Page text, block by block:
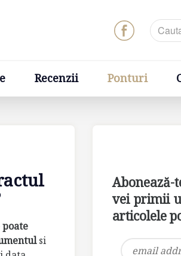
Recenzii Ponturi
poate
si
vei primii
articolele